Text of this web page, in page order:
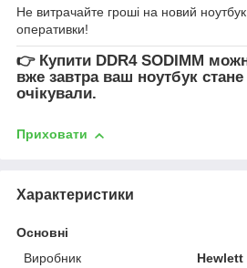
Не витрачайте гроші на новий
оперативки!
👉 Купити DDR4 SODIMM
вже завтра ваш ноутбук
очікували.
Приховати
Характеристики
Основні
Виробник
Hewlett